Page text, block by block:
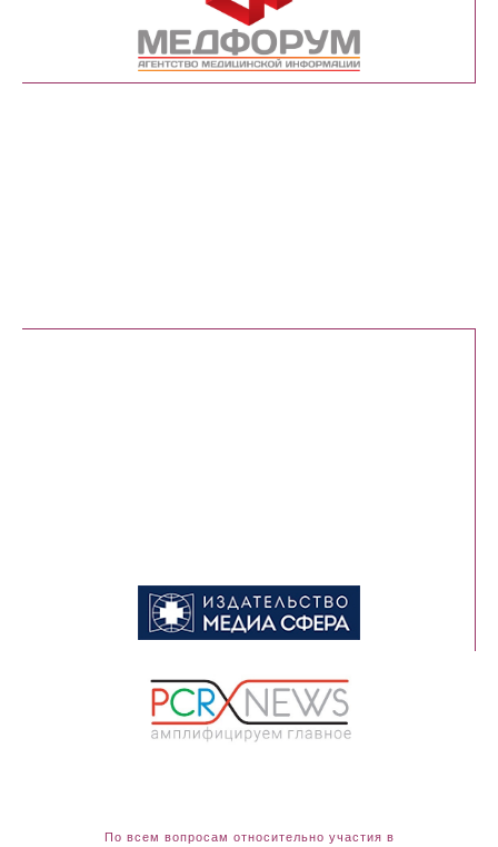
По всем вопросам относительно участия в